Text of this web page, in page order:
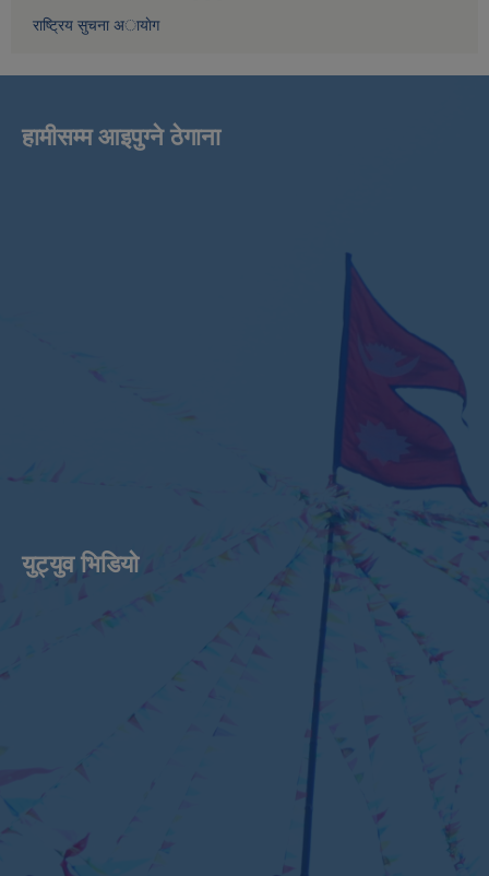
राष्ट्रिय सुचना अायाेग
हामीसम्म आइपुग्ने ठेगाना
युट्युव भिडियाे